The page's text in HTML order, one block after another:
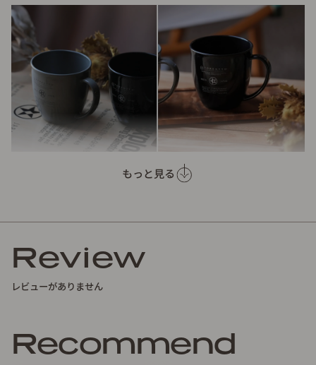
もっと見る
「これが、ペットボトルからできている？」
原料はリサイクルPET。そこに紀州漆器の職人がひとつずつ
塗装を施し、仕上げています。
プラスチックの概念を覆す、深みのある佇まいを大切にしま
した。
Review
レビューがありません
Recommend